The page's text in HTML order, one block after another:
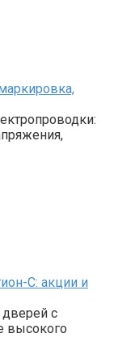
С: акции и
дверей с
высокого